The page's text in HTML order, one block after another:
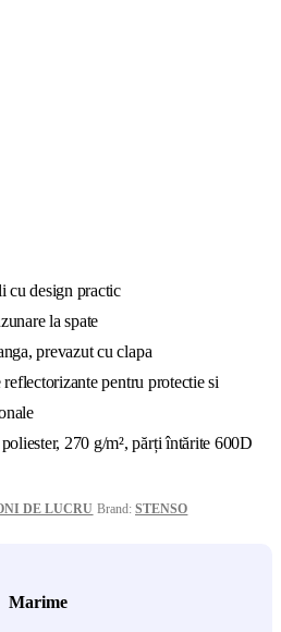
cu design practic
la spate
prevazut cu clapa
pentru protectie si
270 g/m², părți întărite 600D
DE LUCRU Brand:STENSO
Marime